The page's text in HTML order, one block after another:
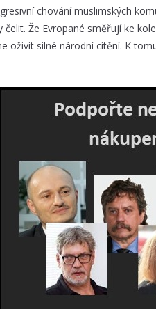
chování muslimských
Že Evropané směřují ke
oživit silné národní cítění. K